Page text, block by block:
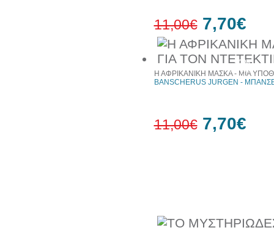
30%
έκπτωση
web
11,00€ 7,70€
Η ΑΦΡΙΚΑΝΙΚΗ ΜΑΣΚΑ - ΜΙΑ
BANSCHERUS JURGEN -
11,00€ 7,70€